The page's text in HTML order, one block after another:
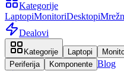
Kategorije
LaptopiMonitoriDesktopi
Dealovi
Kategorije Laptopi
Periferija
Komponente Blog